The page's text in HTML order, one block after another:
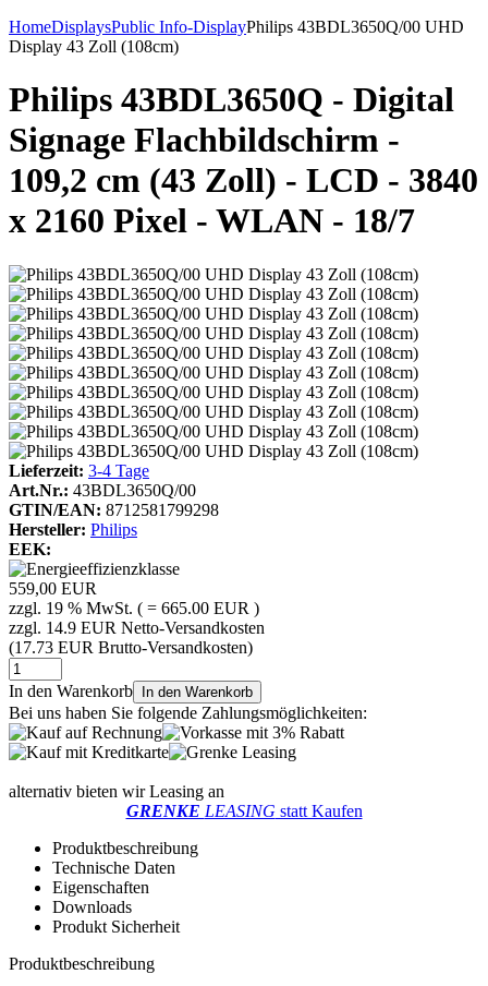
HomeDisplaysPublic Info-DisplayPhilips 43BDL3650Q/00 UHD
Display 43 Zoll (108cm)
Philips 43BDL3650Q - Digital
Signage Flachbildschirm -
109,2 cm (43 Zoll) - LCD - 3840
x 2160 Pixel - WLAN - 18/7
Lieferzeit: 3-4 Tage
Art.Nr.: 43BDL3650Q/00
GTIN/EAN: 8712581799298
Hersteller: Philips
EEK:
559,00 EUR
zzgl. 19 % MwSt. ( = 665.00 EUR )
zzgl. 14.9 EUR Netto-Versandkosten
(17.73 EUR Brutto-Versandkosten)
In den Warenkorb In den Warenkorb
Bei uns haben Sie folgende Zahlungsmöglichkeiten:
alternativ bieten wir Leasing an
GRENKE LEASING statt Kaufen
Produktbeschreibung
Technische Daten
Eigenschaften
Downloads
Produkt Sicherheit
Produktbeschreibung